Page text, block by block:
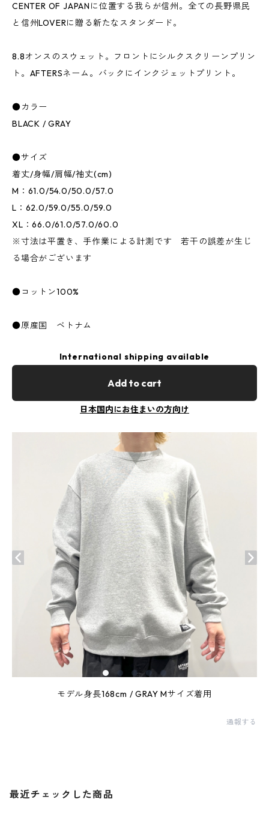
CENTER OF JAPANに位置する我らが信州。全ての長野県民
と信州LOVERに贈る新たなスタンダード。
8.8オンスのスウェット。フロントにシルクスクリーンプリン
ト。AFTERSネーム。バックにインクジェットプリント。
●カラー
BLACK / GRAY
●サイズ
着丈/身幅/肩幅/袖丈(cm)
M：61.0/54.0/50.0/57.0
L：62.0/59.0/55.0/59.0
XL：66.0/61.0/57.0/60.0
※寸法は平置き、手作業による計測です 若干の誤差が生じ
る場合がございます
●コットン100%
●原産国 ベトナム
International shipping available
Add to cart
日本国内にお住まいの方向け
モデル身長168cm / GRAY Mサイズ着用
通報する
最近チェックした商品